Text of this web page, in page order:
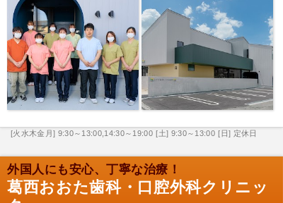
[火水木金月] 9:30～13:00,14:30～19:00 [土] 9:30～13:00 [日] 定休日
外国人にも安心、丁寧な治療！
葛西おおた歯科・口腔外科クリニッ